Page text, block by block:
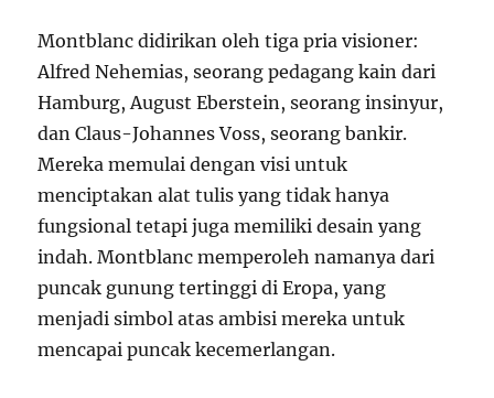
Montblanc didirikan oleh tiga pria visioner:
Alfred Nehemias, seorang pedagang kain dari
Hamburg, August Eberstein, seorang insinyur,
dan Claus-Johannes Voss, seorang bankir.
Mereka memulai dengan visi untuk
menciptakan alat tulis yang tidak hanya
fungsional tetapi juga memiliki desain yang
indah. Montblanc memperoleh namanya dari
puncak gunung tertinggi di Eropa, yang
menjadi simbol atas ambisi mereka untuk
mencapai puncak kecemerlangan.